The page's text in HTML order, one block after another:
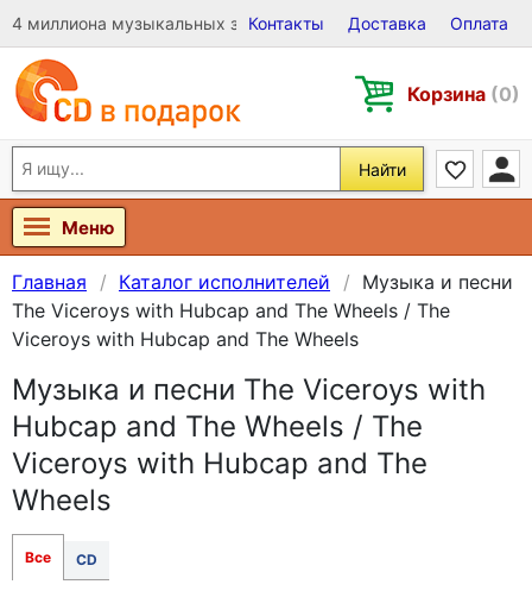
4 миллиона музыкальных записей на Виниле, CD и DVD
Контакты Доставка Оплата
Корзина (0)
Найти
Меню
Главная Каталог исполнителей
Музыка и песни
The Viceroys with Hubcap and The Wheels / The
Viceroys with Hubcap and The Wheels
Музыка и песни The Viceroys with
Hubcap and The Wheels / The
Viceroys with Hubcap and The
Wheels
Все CD